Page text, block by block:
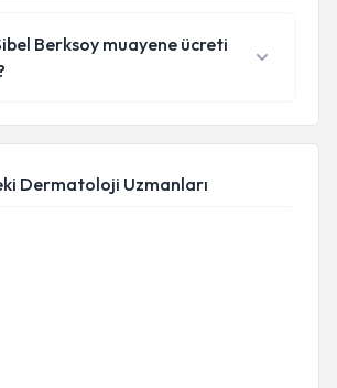
Berksoy muayene ücreti
Dermatoloji Uzmanları